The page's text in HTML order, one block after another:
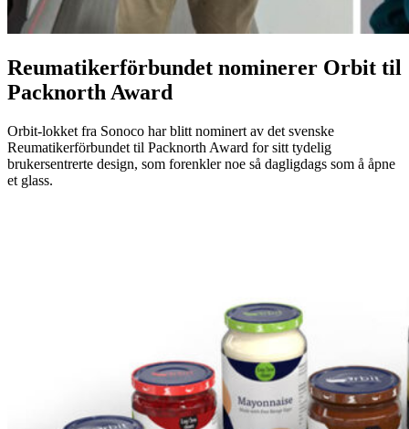
Reumatikerförbundet nominerer Orbit til
Packnorth Award
Orbit-lokket fra Sonoco har blitt nominert av det svenske
Reumatikerförbundet til Packnorth Award for sitt tydelig
brukersentrerte design, som forenkler noe så dagligdags som å åpne
et glass.